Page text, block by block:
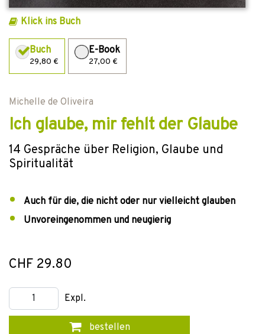
Klick ins Buch
Buch
29,80 €
E-Book
27,00 €
Michelle de Oliveira
Ich glaube, mir fehlt der Glaube
14 Gespräche über Religion, Glaube und
Spiritualität
Auch für die, die nicht oder nur vielleicht glauben
Unvoreingenommen und neugierig
CHF 29.80
Expl.
bestellen